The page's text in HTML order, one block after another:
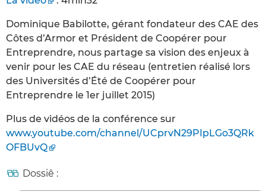
Dominique Babilotte, gérant fondateur des CAE des
Côtes d’Armor et Président de Coopérer pour
Entreprendre, nous partage sa vision des enjeux à
venir pour les CAE du réseau (entretien réalisé lors
des Universités d’Été de Coopérer pour
Entreprendre le 1er juillet 2015)
Plus de vidéos de la conférence sur
www.youtube.com/channel/UCprvN29PIpLGo3QRk
OFBUvQ
Dossiê :